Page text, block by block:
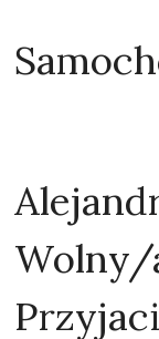
Wolny/